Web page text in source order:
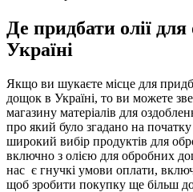
Де придбати олії
Україні
Якщо ви шукаєте місце для
дощок в Україні, то ви можете
магазину матеріалів для
про який було згадано на
широкий вибір продуктів для
включно з олією для обробних
нас є гнучкі умови оплати,
щоб зробити покупку ще більш